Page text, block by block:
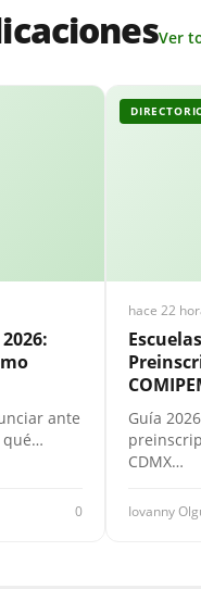
Ver
ante
qué…
0
hace 22
Guía
CDMX…
Iovanny